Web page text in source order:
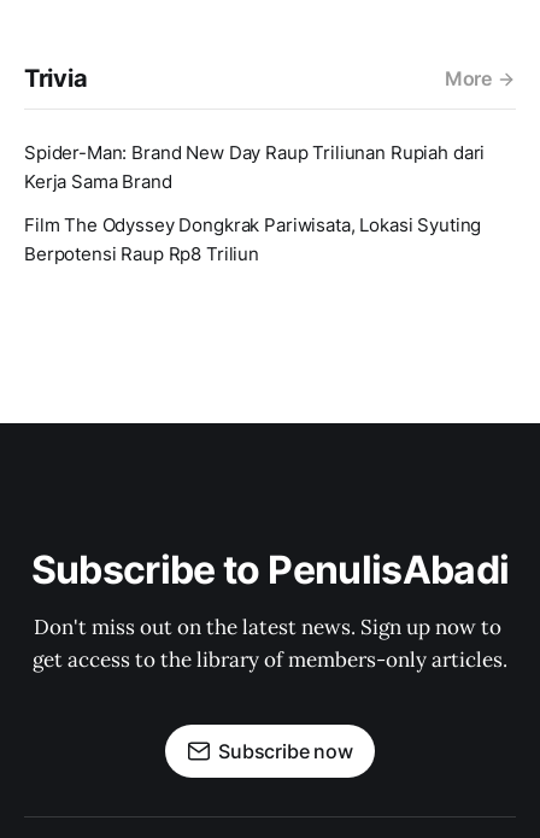
Trivia More
Spider-Man: Brand New Day Raup Triliunan Rupiah dari
Kerja Sama Brand
Film The Odyssey Dongkrak Pariwisata, Lokasi Syuting
Berpotensi Raup Rp8 Triliun
Subscribe to PenulisAbadi
Don't miss out on the latest news. Sign up now to
get access to the library of members-only articles.
Subscribe now